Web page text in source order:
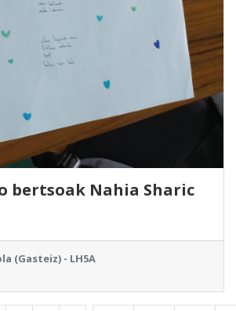
bertsoak Nahia Sharic
(Gasteiz) - LH5A